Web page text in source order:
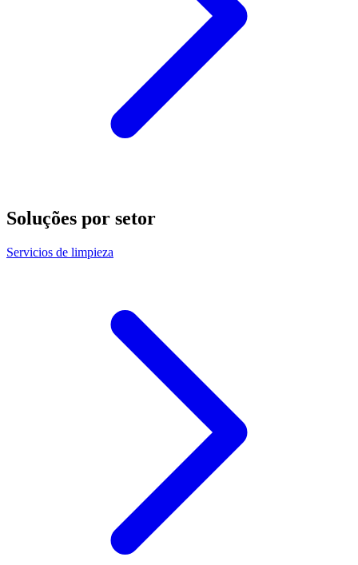
Soluções por setor
Servicios de limpieza